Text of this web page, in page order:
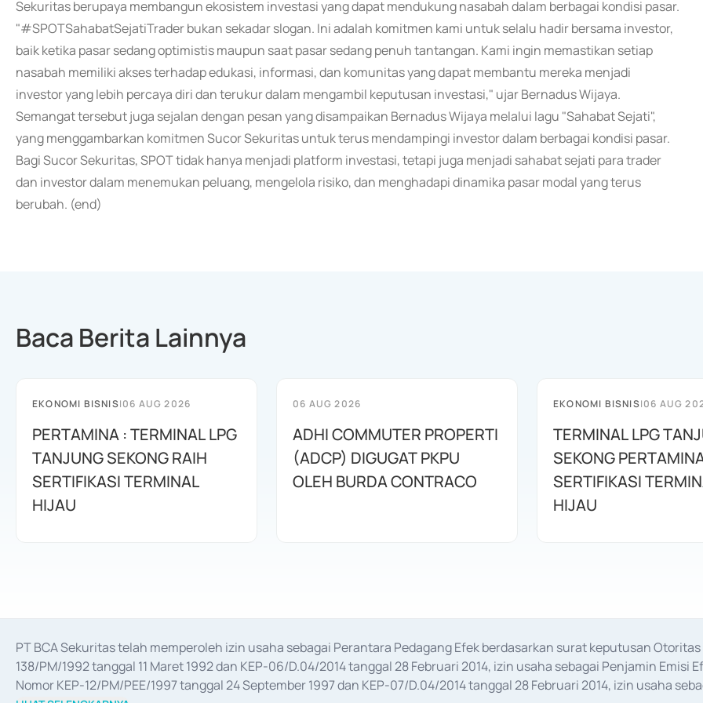
Sekuritas berupaya membangun ekosistem investasi yang dapat mendukung nasabah dalam berbagai kondisi pasar.
"#SPOTSahabatSejatiTrader bukan sekadar slogan. Ini adalah komitmen kami untuk selalu hadir bersama investor,
baik ketika pasar sedang optimistis maupun saat pasar sedang penuh tantangan. Kami ingin memastikan setiap
nasabah memiliki akses terhadap edukasi, informasi, dan komunitas yang dapat membantu mereka menjadi
investor yang lebih percaya diri dan terukur dalam mengambil keputusan investasi," ujar Bernadus Wijaya.
Semangat tersebut juga sejalan dengan pesan yang disampaikan Bernadus Wijaya melalui lagu "Sahabat Sejati",
yang menggambarkan komitmen Sucor Sekuritas untuk terus mendampingi investor dalam berbagai kondisi pasar.
Bagi Sucor Sekuritas, SPOT tidak hanya menjadi platform investasi, tetapi juga menjadi sahabat sejati para trader
dan investor dalam menemukan peluang, mengelola risiko, dan menghadapi dinamika pasar modal yang terus
berubah. (end)
Baca Berita Lainnya
EKONOMI BISNIS|06 AUG 2026
PERTAMINA : TERMINAL LPG
TANJUNG SEKONG RAIH
SERTIFIKASI TERMINAL
HIJAU
06 AUG 2026
ADHI COMMUTER PROPERTI
(ADCP) DIGUGAT PKPU
OLEH BURDA CONTRACO
EKONOMI BISNIS|06 AUG
TERMINAL LPG
SEKONG
SERTIFIKASI
HIJAU
PT BCA Sekuritas telah memperoleh izin usaha sebagai Perantara Pedagang Efek berdasarkan surat keputusan
138/PM/1992 tanggal 11 Maret 1992 dan KEP-06/D.04/2014 tanggal 28 Februari 2014, izin usaha sebagai Penjamin
Nomor KEP-12/PM/PEE/1997 tanggal 24 September 1997 dan KEP-07/D.04/2014 tanggal 28 Februari 2014, izin usaha